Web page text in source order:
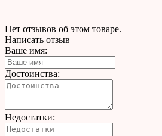
Нет отзывов об этом товаре.
Написать отзыв
Ваше имя:
Достоинства:
Недостатки: